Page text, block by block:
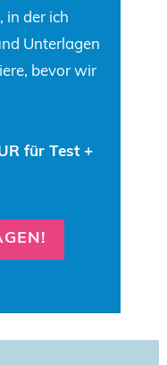
, in der ich
Unterlagen
bevor wir
für Test +